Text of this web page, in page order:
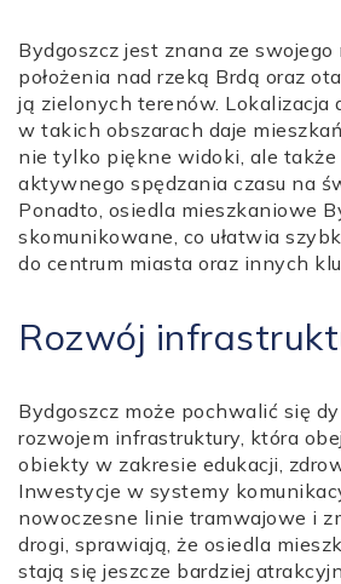
Bydgoszcz jest znana ze
położenia nad rzeką Brdą oraz
ją zielonych terenów. Lokalizacja
w takich obszarach daje
nie tylko piękne widoki, ale także
aktywnego spędzania czasu na
Ponadto, osiedla mieszkaniowe
skomunikowane, co ułatwia
do centrum miasta oraz innych
Rozwój
Bydgoszcz może pochwalić się
rozwojem infrastruktury, która
obiekty w zakresie edukacji,
Inwestycje w systemy
nowoczesne linie tramwajowe i
drogi, sprawiają, że osiedla
stają się jeszcze bardziej